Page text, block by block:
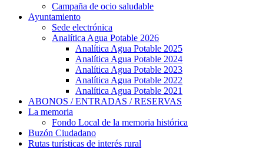
Campaña de ocio saludable
Ayuntamiento
Sede electrónica
Analítica Agua Potable 2026
Analítica Agua Potable 2025
Analítica Agua Potable 2024
Analítica Agua Potable 2023
Analítica Agua Potable 2022
Analítica Agua Potable 2021
ABONOS / ENTRADAS / RESERVAS
La memoria
Fondo Local de la memoria histórica
Buzón Ciudadano
Rutas turísticas de interés rural